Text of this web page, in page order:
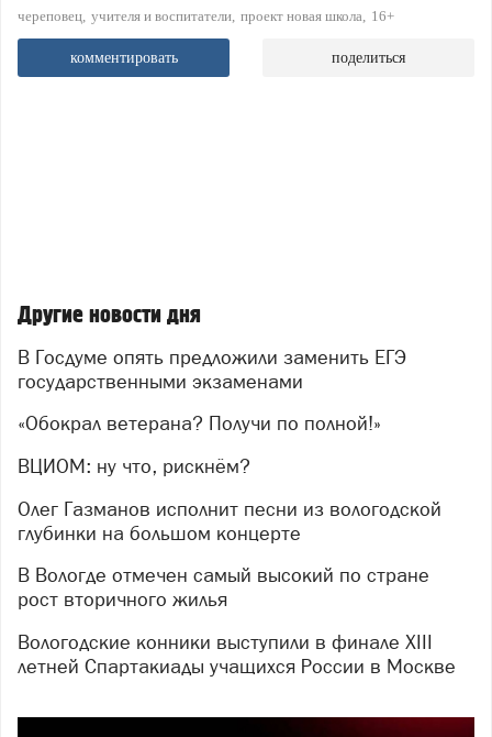
череповец учителя и воспитатели проект новая школа 16+
комментировать поделиться
Другие новости дня
В Госдуме опять предложили заменить ЕГЭ
государственными экзаменами
«Обокрал ветерана? Получи по полной!»
ВЦИОМ: ну что, рискнём?
Олег Газманов исполнит песни из вологодской
глубинки на большом концерте
В Вологде отмечен самый высокий по стране
рост вторичного жилья
Вологодские конники выступили в финале XIII
летней Спартакиады учащихся России в Москве